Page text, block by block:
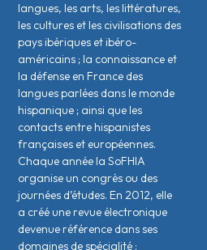
langues, les arts, les littératures,
les cultures et les civilisations des
pays ibériques et ibéro-
américains ; la connaissance et
la défense en France des
langues parlées dans le monde
hispanique ; ainsi que les
contacts entre hispanistes
français·es et européen·nes.
Chaque année la SoFHIA
organise un congrès ou des
journées d’études. En 2012, elle
a créé une revue électronique
devenue référence dans ses
domaines de spécialité :